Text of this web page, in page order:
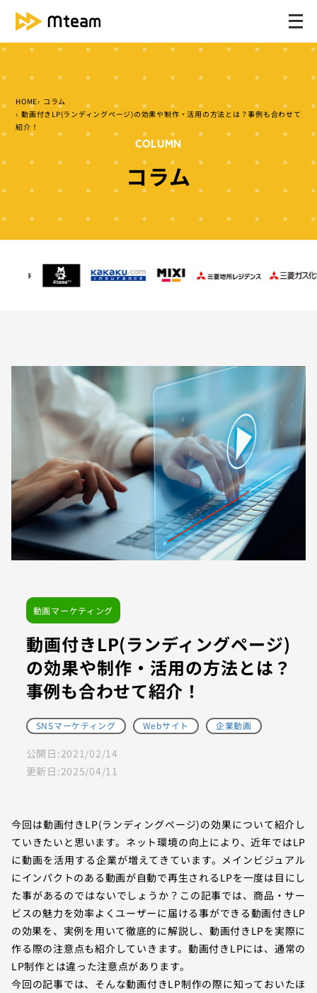
メ
ュ
開
く
HOME コラム
動画付きLP(ランディングページ)の効果や制作・活用の方法とは？事例も合わせて
紹介！
COLUMN
コラム
動画マーケティング
動画付きLP(ランディングページ)
の効果や制作・活用の方法とは？
事例も合わせて紹介！
SNSマーケティング Webサイト 企業動画
公開日:2021/02/14
更新日:2025/04/11
今回は動画付きLP(ランディングページ)の効果について紹介し
ていきたいと思います。ネット環境の向上により、近年ではLP
に動画を活用する企業が増えてきています。メインビジュアル
にインパクトのある動画が自動で再生されるLPを一度は目にし
た事があるのではないでしょうか？この記事では、商品・サー
ビスの魅力を効率よくユーザーに届ける事ができる動画付きLP
の効果を、実例を用いて徹底的に解説し、動画付きLPを実際に
作る際の注意点も紹介していきます。動画付きLPには、通常の
LP制作とは違った注意点があります。
今回の記事では、そんな動画付きLP制作の際に知っておいたほ